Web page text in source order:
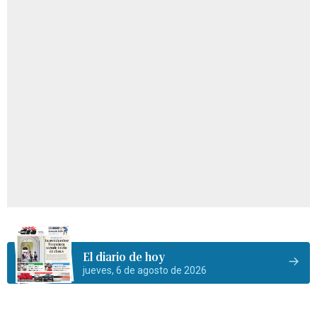
El diario de hoy
jueves, 6 de agosto de 2026